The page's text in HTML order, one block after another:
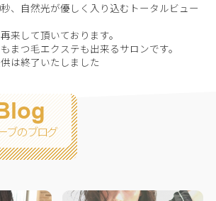
、自然光が優しく入り込むトータルビュー
来して頂いております。
まつ毛エクステも出来るサロンです。
は終了いたしました
ブのブログ